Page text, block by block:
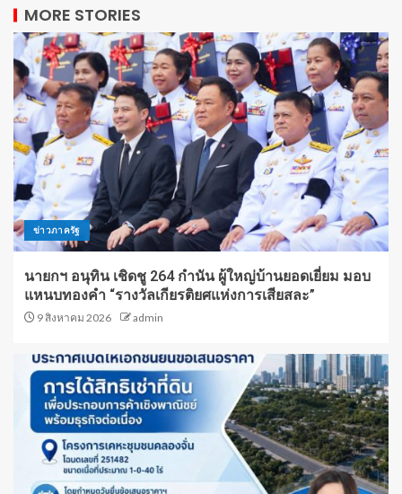
MORE STORIES
ข่าวภาครัฐ
นายกฯ อนุทิน เชิดชู 264 กำนัน ผู้ใหญ่บ้านยอดเยี่ยม มอบ
แหนบทองคำ “รางวัลเกียรติยศแห่งการเสียสละ”
9 สิงหาคม 2026 admin